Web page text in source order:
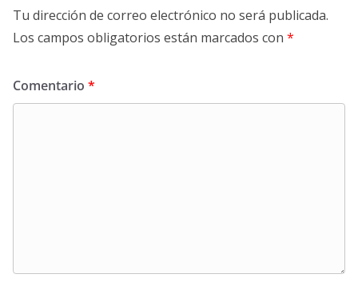
Tu dirección de correo electrónico no será publicada.
Los campos obligatorios están marcados con *
Comentario *